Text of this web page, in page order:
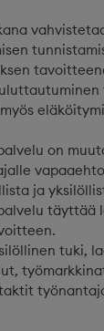
on
ja
täyttää
tuki,